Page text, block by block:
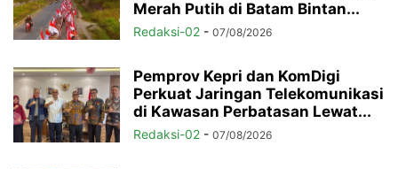
Merah Putih di Batam Bintan...
Redaksi-02 - 07/08/2026
Pemprov Kepri dan KomDigi
Perkuat Jaringan Telekomunikasi
di Kawasan Perbatasan Lewat...
Redaksi-02 - 07/08/2026